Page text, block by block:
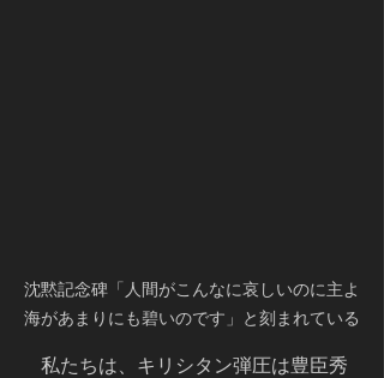
沈黙記念碑「人間がこんなに哀しいのに主よ
海があまりにも碧いのです」と刻まれている